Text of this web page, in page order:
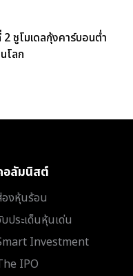
ชูโมเดลกุ้งคาร์บอนต่ำ
โลก
อลัมนิสต์
งหุ้นร้อน
ประเด็นหุ้นเด่น
Investment
IPO